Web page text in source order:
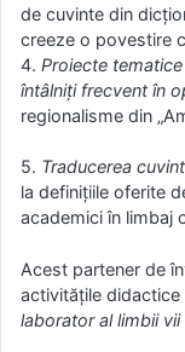
de cuvinte din
creeze o povestire
4. Proiecte
întâlniți frecvent în
regionalisme din
5. Traducerea
la definițiile oferite
academici în limbaj
Acest partener de
activitățile
laborator al limbii